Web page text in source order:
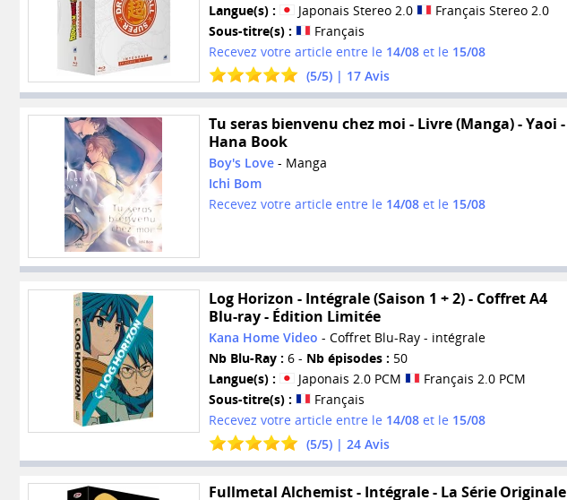
Langue(s) :
Japonais Stereo 2.0
Français Stereo 2.0
Sous-titre(s) :
Français
Recevez votre article entre le 14/08et le 15/08
(5/5) | 17Avis
Tu seras bienvenu chez moi - Livre (Manga) - Yaoi -
Hana Book
Boy's Love- Manga
Ichi Bom
Recevez votre article entre le 14/08et le 15/08
Log Horizon - Intégrale (Saison 1 + 2) - Coffret A4
Blu-ray - Édition Limitée
Kana Home Video - Coffret Blu-Ray - intégrale
Nb Blu-Ray : 6 - Nb épisodes : 50
Langue(s) :
Japonais 2.0 PCM
Français 2.0 PCM
Sous-titre(s) :
Français
Recevez votre article entre le 14/08et le 15/08
(5/5) | 24Avis
Fullmetal Alchemist - Intégrale - La Série Originale